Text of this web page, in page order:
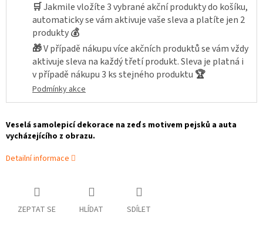
🛒Jakmile vložíte 3 vybrané akční produkty do košíku,
automaticky se vám aktivuje vaše sleva a platíte jen 2
produkty💰
🎁V případě nákupu více akčních produktů se vám vždy
aktivuje sleva na každý třetí produkt. Sleva je platná i
v případě nákupu 3 ks stejného produktu 🏆
Podmínky akce
Veselá samolepicí dekorace na zeď s motivem pejsků a auta
vycházejícího z obrazu.
Detailní informace
ZEPTAT SE HLÍDAT SDÍLET